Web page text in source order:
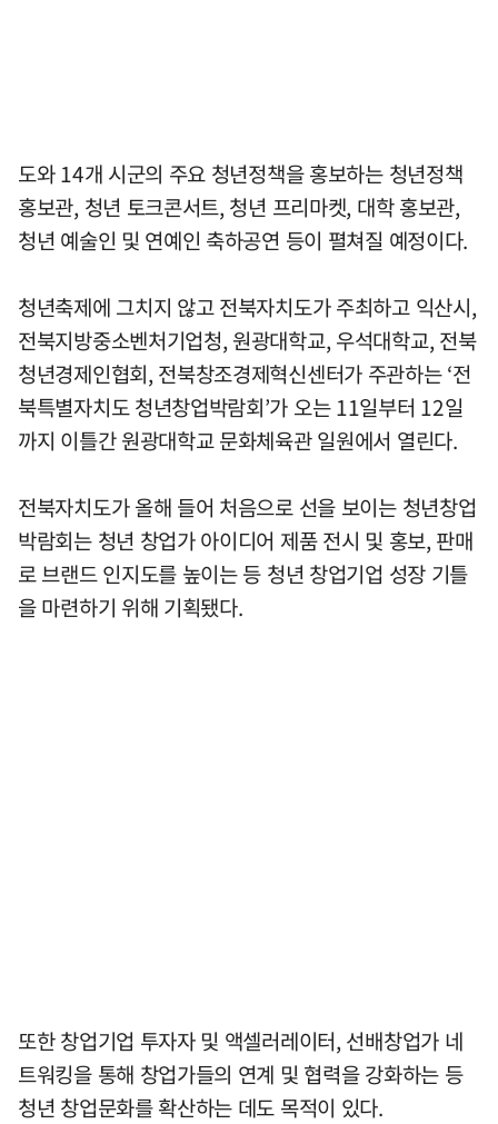
도와 14개 시군의 주요 청년정책을 홍보하는 청년정책
홍보관, 청년 토크콘서트, 청년 프리마켓, 대학 홍보관,
청년 예술인 및 연예인 축하공연 등이 펼쳐질 예정이다.
청년축제에 그치지 않고 전북자치도가 주최하고 익산시,
전북지방중소벤처기업청, 원광대학교, 우석대학교, 전북
청년경제인협회, 전북창조경제혁신센터가 주관하는 ‘전
북특별자치도 청년창업박람회’가 오는 11일부터 12일
까지 이틀간 원광대학교 문화체육관 일원에서 열린다.
전북자치도가 올해 들어 처음으로 선을 보이는 청년창업
박람회는 청년 창업가 아이디어 제품 전시 및 홍보, 판매
로 브랜드 인지도를 높이는 등 청년 창업기업 성장 기틀
을 마련하기 위해 기획됐다.
또한 창업기업 투자자 및 액셀러레이터, 선배창업가 네
트워킹을 통해 창업가들의 연계 및 협력을 강화하는 등
청년 창업문화를 확산하는 데도 목적이 있다.